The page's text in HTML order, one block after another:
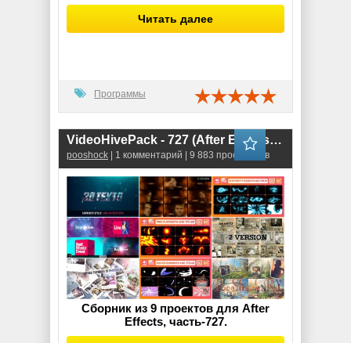
Читать далее
Программы
VideoHivePack - 727 (After Effects Projects Pack)
pooshock | 1 комментарий | 9 883 просмотров
Сборник из 9 проектов для After
Effects, часть-727.